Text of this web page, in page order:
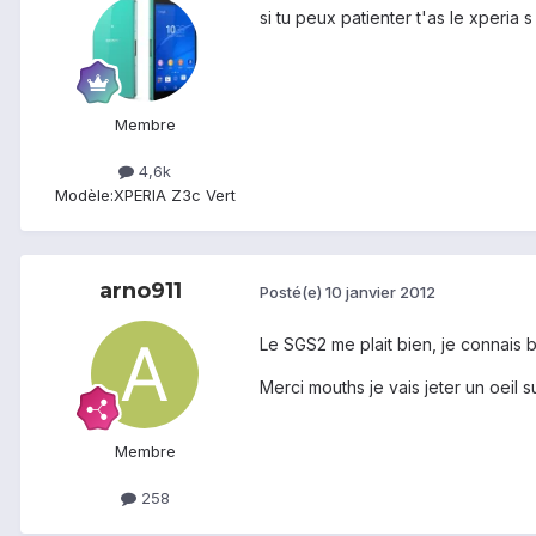
Membre
4,6k
Modèle:XPERIA Z3c Vert
si tu peux patienter t'as le xperia
arno911
Membre
258
Posté(e) 10 janvier 2012
Le SGS2 me plait bien, je
Merci mouths je vais jeter un oeil